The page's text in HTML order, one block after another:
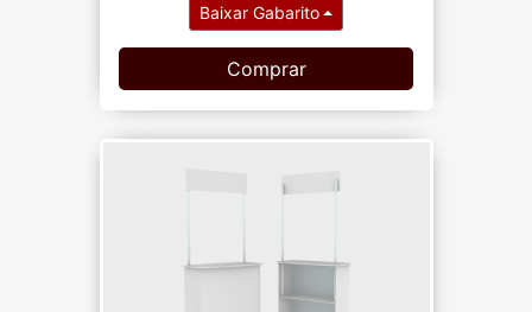
Baixar Gabarito
Comprar